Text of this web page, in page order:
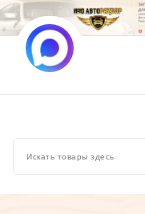
Перейти
к
содержимому